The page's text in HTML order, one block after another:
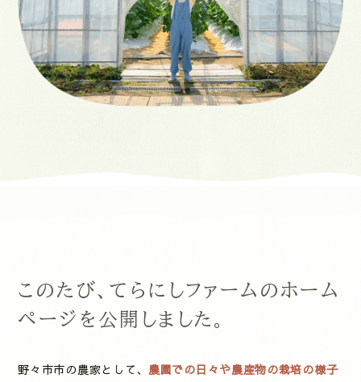
このたび、てらにしファームのホーム
ページを公開しました。
野々市市の農家として、 農園での日々や農産物の栽培の様子